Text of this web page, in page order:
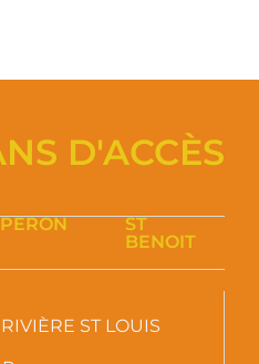
D'ACCÈS
ST
BENOIT
ST LOUIS